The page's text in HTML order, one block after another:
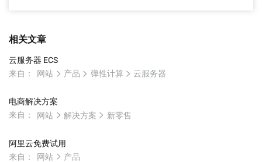
相关文章
云服务器 ECS
来自：
网站 产品 弹性计算 云服务器
电商解决方案
来自：
网站 解决方案 新零售
阿里云免费试用
来自：
网站 产品